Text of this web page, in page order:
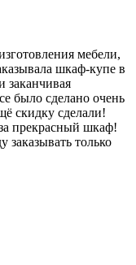
мебели,
шкаф-купе в
заканчивая
было сделано очень
скидку сделали!
прекрасный шкаф!
заказывать только